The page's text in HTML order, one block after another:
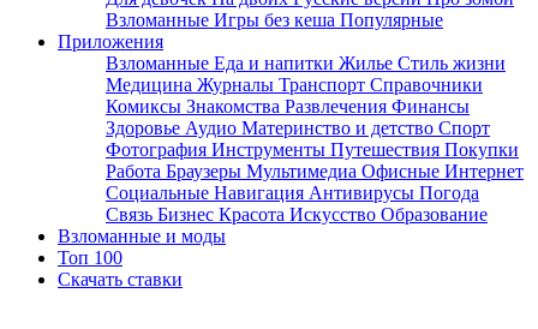
Взломанные Игры без кеша Популярные
Приложения
Взломанные Еда и напитки Жилье Стиль жизни
Медицина Журналы Транспорт Справочники
Комиксы Знакомства Развлечения Финансы
Здоровье Аудио Материнство и детство Спорт
Фотография Инструменты Путешествия Покупки
Работа Браузеры Мультимедиа Офисные Интернет
Социальные Навигация Антивирусы Погода
Связь Бизнес Красота Искусство Образование
Взломанные и моды
Топ 100
Скачать ставки